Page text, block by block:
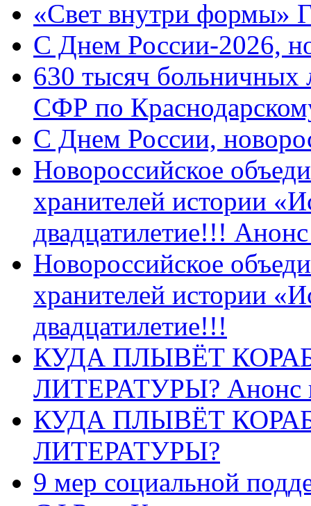
«Свет внутри формы»
C Днем России-2026,
630 тысяч больничных
СФР по
C Днем России,
Новороссийское
хранителей истории
двадцатилетие!!!
Новороссийское
хранителей истории
двадцатилетие!!!
КУДА ПЛЫВЁТ
ЛИТЕРАТУРЫ? Анонс
КУДА ПЛЫВЁТ
ЛИТЕРАТУРЫ?
9 мер социальной